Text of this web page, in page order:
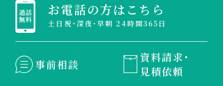
お電話の方はこちら
土日祝・深夜・早朝 24時間365日
事前相談
資料請求・
見積依頼